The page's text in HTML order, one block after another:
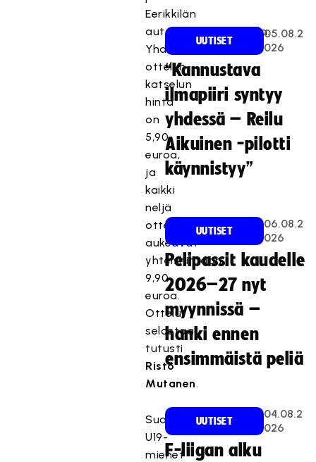
Eerikkilän
automaattikameroilla.
Yhden
ottelun
katselun
hinta
on
5,90
euroa,
ja
kaikki
neljä
ottelua
aukeavat
yhteishintaan
9,90
euroa.
Ottelut
selostaa
tutusti
Risto
Mutanen.
Suomen
U19-
miehet
UUTISET
05.08.2
026
“Kannustava
ilmapiiri syntyy
yhdessä – Reilu
Aikuinen -pilotti
käynnistyy”
UUTISET
06.08.2
026
Pelipassit kaudelle
2026–27 nyt
myynnissä –
hanki ennen
ensimmäistä peliä
UUTISET
04.08.2
026
F-liigan alku